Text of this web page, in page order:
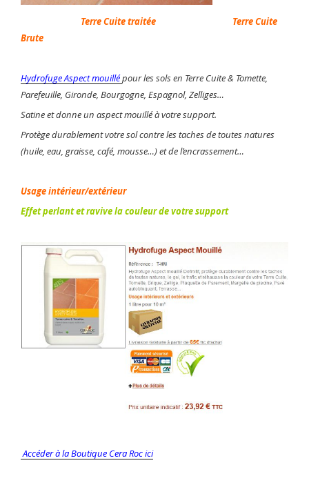
Terre Cuite traitée
Terre Cuite
Brute
Hydrofuge Aspect mouillépour les sols en Terre Cuite & Tomette,
Parefeuille, Gironde, Bourgogne, Espagnol, Zelliges…
Satine et donne un aspect mouillé à votre support.
Protège durablement votre sol contre les taches de toutes natures
(huile, eau, graisse, café, mousse…) et de l’encrassement…
Usage intérieur/extérieur
Effet perlant et ravive la couleur de votre support
Accéder à la Boutique Cera Roc ici